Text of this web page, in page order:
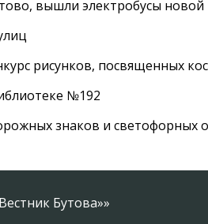
вышли электробусы новой
рисунков, посвященных
№192
знаков и светофорных
Бутова»»